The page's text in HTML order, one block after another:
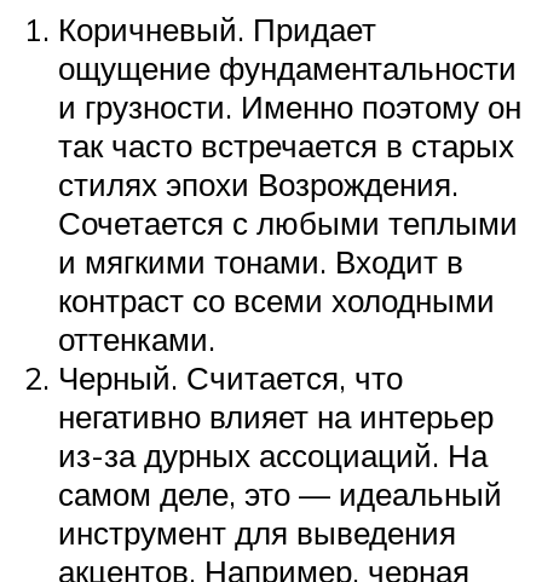
Коричневый. Придает
ощущение фундаментальности
и грузности. Именно поэтому он
так часто встречается в старых
стилях эпохи Возрождения.
Сочетается с любыми теплыми
и мягкими тонами. Входит в
контраст со всеми холодными
оттенками.
Черный. Считается, что
негативно влияет на интерьер
из-за дурных ассоциаций. На
самом деле, это — идеальный
инструмент для выведения
акцентов. Например, черная